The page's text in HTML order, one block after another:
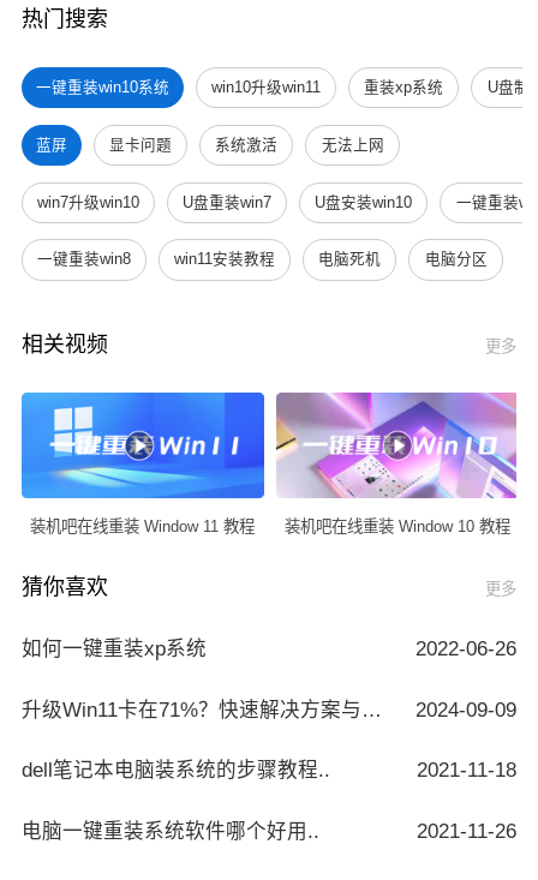
热门搜索
一键重装win10系统 win10升级win11 重装xp系统 U盘制
蓝屏 显卡问题 系统激活 无法上网
win7升级win10 U盘重装win7 U盘安装win10 一键重装
一键重装win8 win11安装教程 电脑死机 电脑分区
相关视频 更多
装机吧在线重装 Window 11 教程 装机吧在线重装 Window 10 教程
猜你喜欢 更多
如何一键重装xp系统 2022-06-26
升级Win11卡在71%？快速解决方案与技巧.. 2024-09-09
dell笔记本电脑装系统的步骤教程.. 2021-11-18
电脑一键重装系统软件哪个好用.. 2021-11-26